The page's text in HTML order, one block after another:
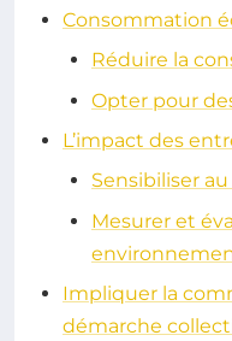
Consommation
Réduire la
Opter pour
L’impact des
Sensibiliser
Mesurer et
Impliquer la
démarche